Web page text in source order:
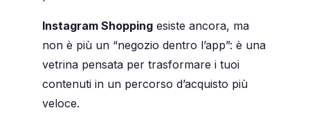
Instagram Shoppingesiste ancora, ma
non è più un “negozio dentro l’app”: è una
vetrina pensata per trasformare i tuoi
contenuti in un percorso d’acquisto più
veloce.